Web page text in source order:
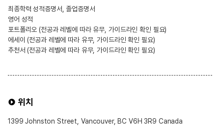
최종학력 성적증명서, 졸업증명서
영어 성적
포트폴리오 (전공과 레벨에 따라 유무, 가이드라인 확인 필요)
에세이 (전공과 레벨에 따라 유무, 가이드라인 확인 필요)
추천서 (전공과 레벨에 따라 유무, 가이드라인 확인 필요)
위치
1399 Johnston Street, Vancouver, BC V6H 3R9 Canada